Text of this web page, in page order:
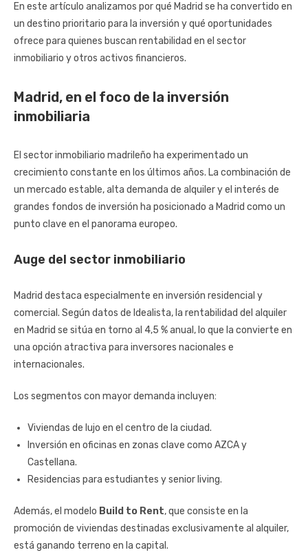
En este artículo analizamos por qué Madrid se ha convertido en
un destino prioritario para la inversión y qué oportunidades
ofrece para quienes buscan rentabilidad en el sector
inmobiliario y otros activos financieros.
Madrid, en el foco de la inversión
inmobiliaria
El sector inmobiliario madrileño ha experimentado un
crecimiento constante en los últimos años. La combinación de
un mercado estable, alta demanda de alquiler y el interés de
grandes fondos de inversión ha posicionado a Madrid como un
punto clave en el panorama europeo.
Auge del sector inmobiliario
Madrid destaca especialmente en inversión residencial y
comercial. Según datos de Idealista, la rentabilidad del alquiler
en Madrid se sitúa en torno al 4,5 % anual, lo que la convierte en
una opción atractiva para inversores nacionales e
internacionales.
Los segmentos con mayor demanda incluyen:
Viviendas de lujo en el centro de la ciudad.
Inversión en oficinas en zonas clave como AZCA y
Castellana.
Residencias para estudiantes y senior living.
Además, el modelo Build to Rent, que consiste en la
promoción de viviendas destinadas exclusivamente al alquiler,
está ganando terreno en la capital.